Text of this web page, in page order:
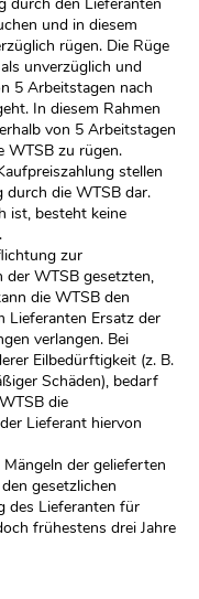
und in diesem
rügen. Die Rüge
unverzüglich und
5 Arbeitstagen nach
In diesem Rahmen
von 5 Arbeitstagen
WTSB zu rügen.
stellen
durch die WTSB dar.
ist, besteht keine
zur
der WTSB gesetzten,
die WTSB den
Lieferanten Ersatz der
verlangen. Bei
Eilbedürftigkeit (z. B.
Schäden), bedarf
die
Lieferant hiervon
der gelieferten
gesetzlichen
des Lieferanten für
frühestens drei Jahre